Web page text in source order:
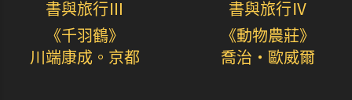
書與旅行Ⅲ
《千羽鶴》
川端康成。京都
書與旅行Ⅳ
《動物農莊》
喬治・歐威爾